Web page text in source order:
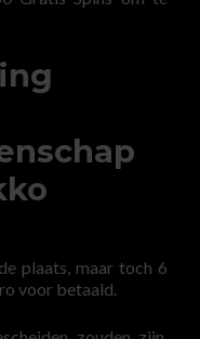
plaats, maar toch 6
voor betaald.